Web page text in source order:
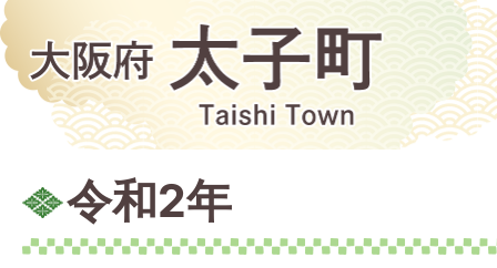
令和2年